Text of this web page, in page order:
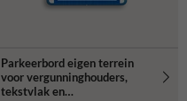
Parkeerbord eigen terrein
voor vergunninghouders,
tekstvlak en